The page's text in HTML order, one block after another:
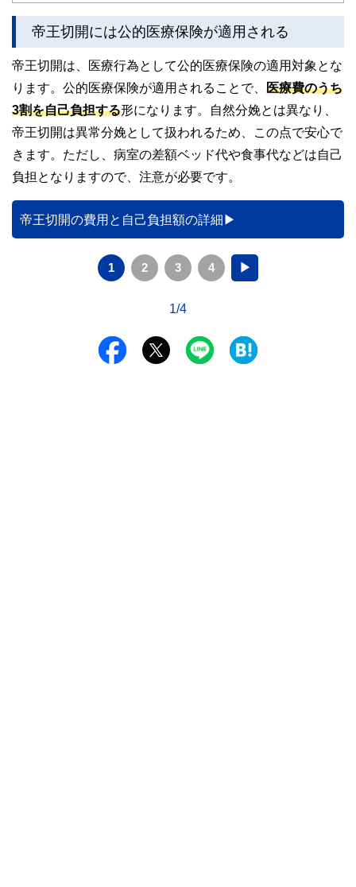
士、行政書士、投資アナリスト、キャリアコンサルタントな
かしく感じられる年金や税金、相続、保険、ローンなどの話
をわかりやすく発信している点です。
執筆者・監修者による執筆体制を築くことで、内容のわかり
やすさはもちろんのこと、読み応えのあるコンテンツと確か
な情報発信を実現しています。
コンシェルジュを目指します。
帝王切開には公的医療保険が適用される
帝王切開は、医療行為として公的医療保険の適用対象とな
ります。公的医療保険が適用されることで、 医療費のうち
3割を自己負担する形になります。自然分娩とは異なり、
帝王切開は異常分娩として扱われるため、この点で安心で
きます。ただし、病室の差額ベッド代や食事代などは自己
負担となりますので、注意が必要です。
帝王切開の費用と自己負担額の詳細
1 2 3 4 ▶
1/4